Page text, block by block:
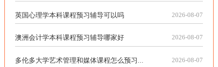
英国心理学本科课程预习辅导可以吗 2026-08-07
澳洲会计学本科课程预习辅导哪家好 2026-08-07
多伦多大学艺术管理和媒体课程怎么预习... 2026-08-07